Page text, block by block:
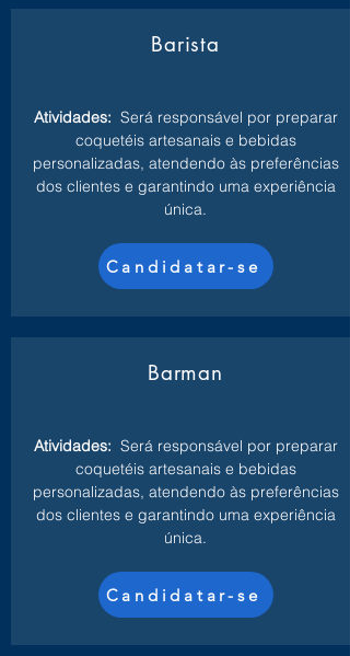
Barista
Atividades: Será responsável por preparar
coquetéis artesanais e bebidas
personalizadas, atendendo às preferências
dos clientes e garantindo uma experiência
única.
Candidatar-se
Barman
Atividades: Será responsável por preparar
coquetéis artesanais e bebidas
personalizadas, atendendo às preferências
dos clientes e garantindo uma experiência
única.
Candidatar-se